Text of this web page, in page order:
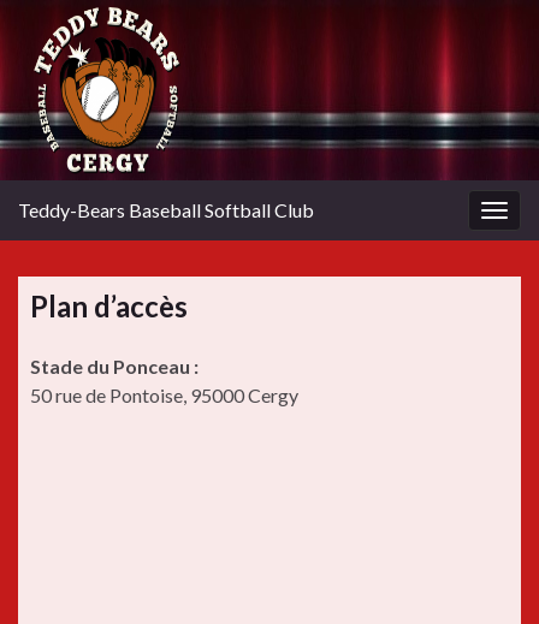
Teddy-Bears Baseball Softball Club
Plan d’accès
Stade du Ponceau :
50 rue de Pontoise, 95000 Cergy